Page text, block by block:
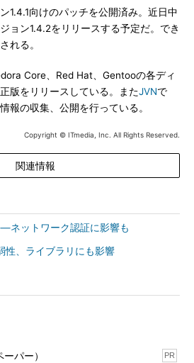
1.4.1向けのパッチを公開済み。近日中
ョン1.4.2をリリースする予定だ。でき
れる。
Core、Red Hat、Gentooの各ディ
版をリリースしている。またJVNで
報の収集、公開を行っている。
Copyright © ITmedia, Inc. All Rights Reserved.
関連情報
ネットワーク認証に影響も
性、ライブラリにも影響
パー） PR